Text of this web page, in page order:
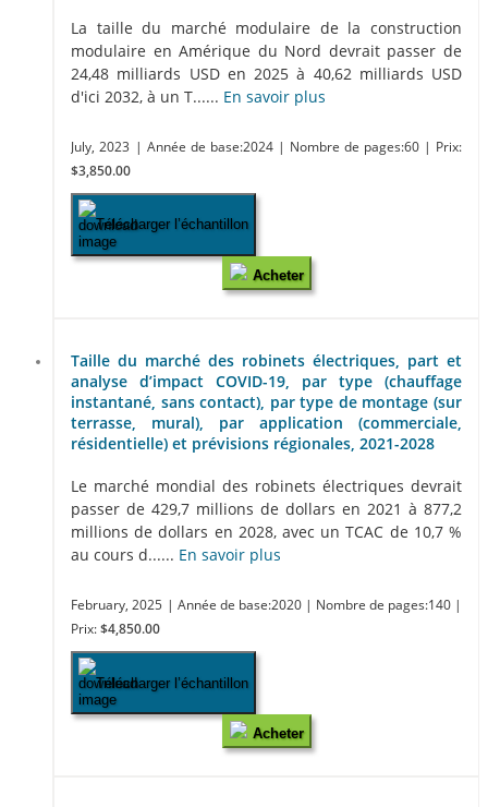
La taille du marché modulaire de la construction
modulaire en Amérique du Nord devrait passer de
24,48 milliards USD en 2025 à 40,62 milliards USD
d'ici 2032, à un T...... En savoir plus
July, 2023 | Année de base:2024 | Nombre de pages:60 | Prix:
$3,850.00
Télécharger l’échantillon
Acheter
Taille du marché des robinets électriques, part et
analyse d’impact COVID-19, par type (chauffage
instantané, sans contact), par type de montage (sur
terrasse, mural), par application (commerciale,
résidentielle) et prévisions régionales, 2021-2028
Le marché mondial des robinets électriques devrait
passer de 429,7 millions de dollars en 2021 à 877,2
millions de dollars en 2028, avec un TCAC de 10,7 %
au cours d...... En savoir plus
February, 2025 | Année de base:2020 | Nombre de pages:140 |
Prix: $4,850.00
Télécharger l’échantillon
Acheter